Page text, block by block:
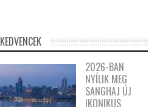
KEDVENCEK
2026-BAN
NYÍLIK MEG
SANGHAJ ÚJ
IKONIKUS